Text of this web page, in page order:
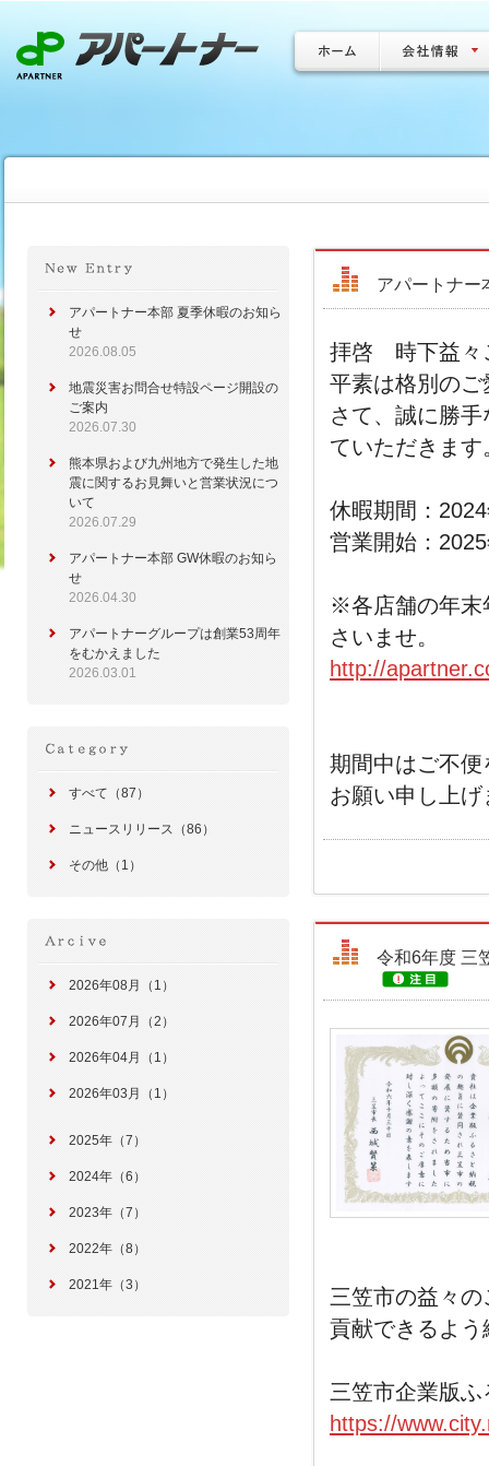
アパートナー本部 夏季休暇のお知ら
せ
2026.08.05
地震災害お問合せ特設ページ開設の
ご案内
2026.07.30
熊本県および九州地方で発生した地
震に関するお見舞いと営業状況につ
いて
2026.07.29
アパートナー本部 GW休暇のお知ら
せ
2026.04.30
アパートナーグループは創業53周年
をむかえました
2026.03.01
すべて（87）
ニュースリリース（86）
その他（1）
2026年08月（1）
2026年07月（2）
2026年04月（1）
2026年03月（1）
2025年（7）
2024年（6）
2023年（7）
2022年（8）
2021年（3）
アパートナー
拝啓 時下益々
平素は格別の
さて、誠に勝
ていただきます
休暇期間：
営業開始：
※各店舗の年末
さいませ。
http://
期間中はご不
お願い申し上げ
令和6年度 三
三笠市の益々
貢献できるよ
三笠市企業版
https://